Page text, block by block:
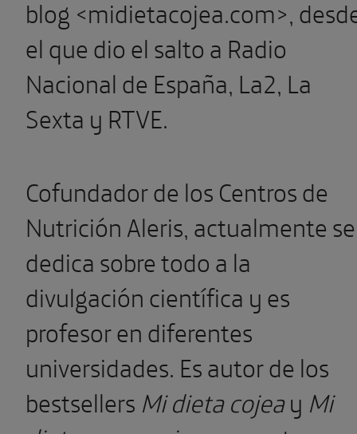
blog <midietacojea.com>,
el que dio el salto a Radio
Nacional de España, La2, La
Sexta y RTVE.
Cofundador de los Centros de
Nutrición Aleris, actualmente se
dedica sobre todo a la
divulgación científica y es
profesor en diferentes
universidades. Es autor de los
bestsellers Mi dieta cojeay Mi